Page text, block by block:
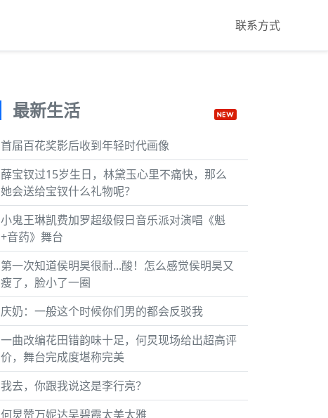
联系方式
最新生活
首届百花奖影后收到年轻时代画像
薛宝钗过15岁生日，林黛玉心里不痛快，那么
她会送给宝钗什么礼物呢？
小鬼王琳凯费加罗超级假日音乐派对演唱《魁
+音药》舞台
第一次知道侯明昊很耐...酸！怎么感觉侯明昊又
瘦了，脸小了一圈
庆奶：一般这个时候你们男的都会反驳我
一曲改编花田错韵味十足，何炅现场给出超高评
价，舞台完成度堪称完美
我去，你跟我说这是李行亮？
何炅赞万妮达吴碧霞太美太雅